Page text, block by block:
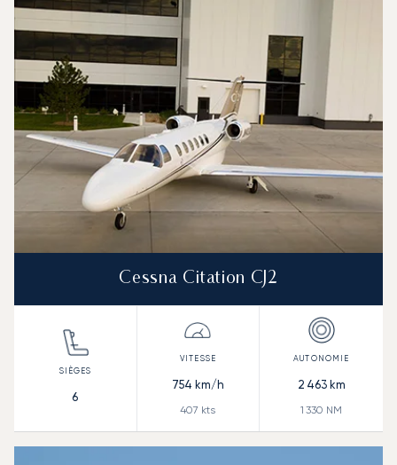
Cessna Citation CJ2
6
754 km/h
407 kts
2 463km
1 330 NM